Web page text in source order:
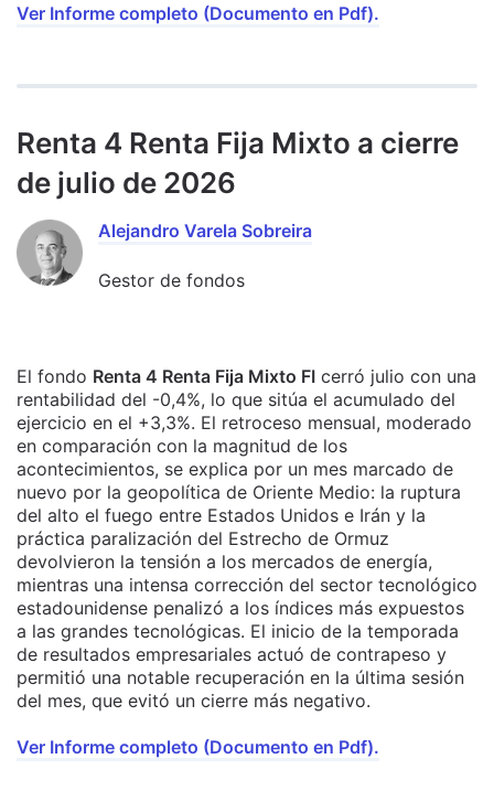
Ver Informe completo (Documento en Pdf).
Renta 4 Renta Fija Mixto a cierre
de julio de 2026
Alejandro Varela Sobreira
Gestor de fondos
El fondo Renta 4 Renta Fija Mixto FI cerró julio con una
rentabilidad del -0,4%, lo que sitúa el acumulado del
ejercicio en el +3,3%. El retroceso mensual, moderado
en comparación con la magnitud de los
acontecimientos, se explica por un mes marcado de
nuevo por la geopolítica de Oriente Medio: la ruptura
del alto el fuego entre Estados Unidos e Irán y la
práctica paralización del Estrecho de Ormuz
devolvieron la tensión a los mercados de energía,
mientras una intensa corrección del sector tecnológico
estadounidense penalizó a los índices más expuestos
a las grandes tecnológicas. El inicio de la temporada
de resultados empresariales actuó de contrapeso y
permitió una notable recuperación en la última sesión
del mes, que evitó un cierre más negativo.
Ver Informe completo (Documento en Pdf).